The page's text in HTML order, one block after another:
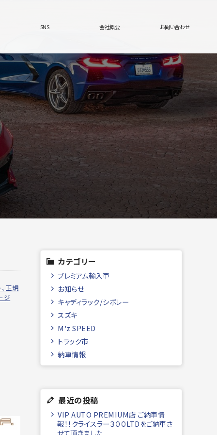
SNS 会社概要 お問い合わせ
正規
ジ
カテゴリー
プレミアム輸入車
お知らせ
キャディラック/シボレー
スズキ
M'z SPEED
トラック市
納車情報
最近の投稿
VIP AUTO PREMIUM店 ご納車情
報！！クライスラー３００LTDをご納車さ
せて頂きました